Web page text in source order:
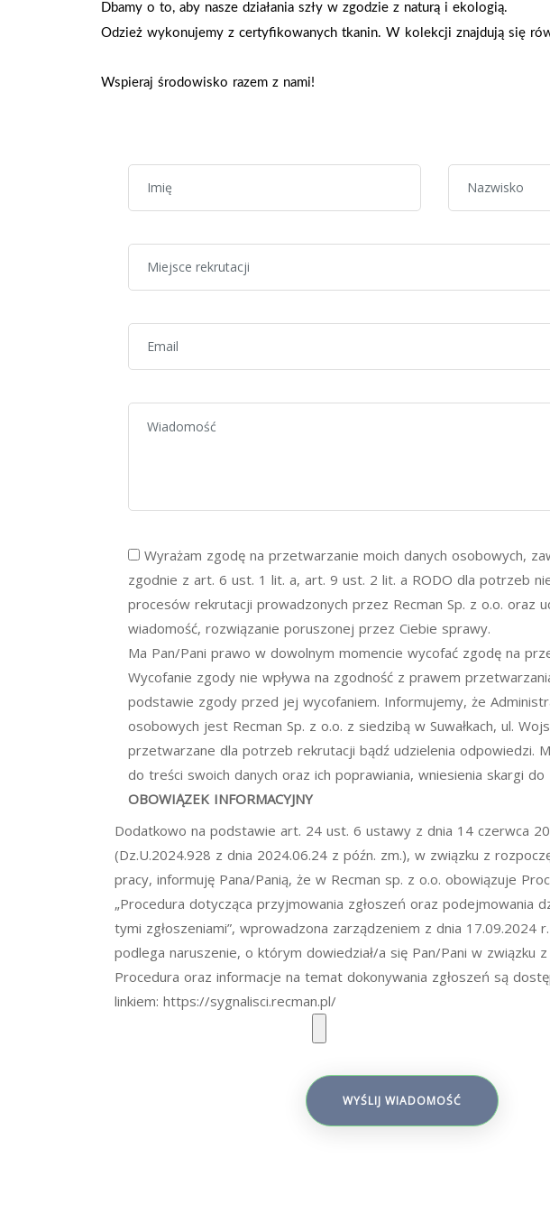
Dbamy o to, aby nasze działania szły w zgodzie z naturą i ekologią.
Odzież wykonujemy z certyfikowanych tkanin. W kolekcji znajdują się
Wspieraj środowisko razem z nami!
Wyrażam zgodę na przetwarzanie moich danych osobowych,
zgodnie z art. 6 ust. 1 lit. a, art. 9 ust. 2 lit. a RODO dla potrzeb
procesów rekrutacji prowadzonych przez Recman Sp. z o.o. oraz
wiadomość, rozwiązanie poruszonej przez Ciebie sprawy.
Ma Pan/Pani prawo w dowolnym momencie wycofać zgodę na
Wycofanie zgody nie wpływa na zgodność z prawem
podstawie zgody przed jej wycofaniem. Informujemy, że
osobowych jest Recman Sp. z o.o. z siedzibą w Suwałkach, ul.
przetwarzane dla potrzeb rekrutacji bądź udzielenia odpowiedzi.
do treści swoich danych oraz ich poprawiania, wniesienia skargi do
OBOWIĄZEK INFORMACYJNY
Dodatkowo na podstawie art. 24 ust. 6 ustawy z dnia 14 czerwca
(Dz.U.2024.928 z dnia 2024.06.24 z późn. zm.), w związku z
pracy, informuję Pana/Panią, że w Recman sp. z o.o. obowiązuje
„Procedura dotycząca przyjmowania zgłoszeń oraz podejmowania
tymi zgłoszeniami”, wprowadzona zarządzeniem z dnia 17.09.2024
podlega naruszenie, o którym dowiedział/a się Pan/Pani w związku
Procedura oraz informacje na temat dokonywania zgłoszeń są
linkiem: https://sygnalisci.recman.pl/